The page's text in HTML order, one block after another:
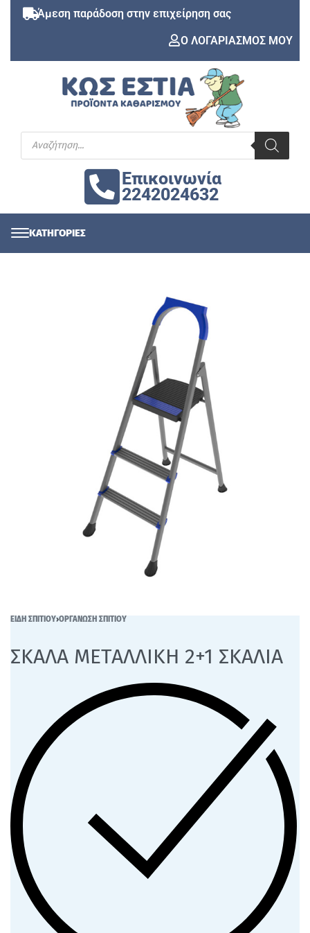
Άμεση παράδοση στην επιχείρηση σας
Ο ΛΟΓΑΡΙΑΣΜΟΣ ΜΟΥ
Επικοινωνία
2242024632
ΕΙΔΗ ΣΠΙΤΙΟΥ›ΟΡΓΑΝΩΣΗ ΣΠΙΤΙΟΥ
ΣΚΑΛΑ ΜΕΤΑΛΛΙΚΗ 2+1 ΣΚΑΛΙΑ